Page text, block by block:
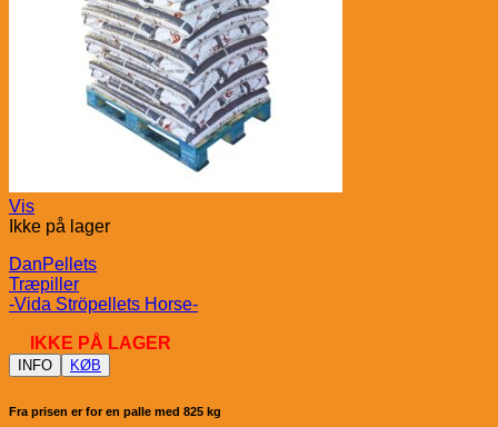
Vis
Ikke på lager
DanPellets
Træpiller
-Vida Ströpellets Horse-
IKKE PÅ LAGER
INFO KØB
Fra prisen er for en palle med 825 kg